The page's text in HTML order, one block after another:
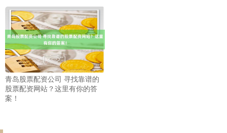
青岛股票配资公司 寻找靠谱的
股票配资网站？这里有你的答
案！